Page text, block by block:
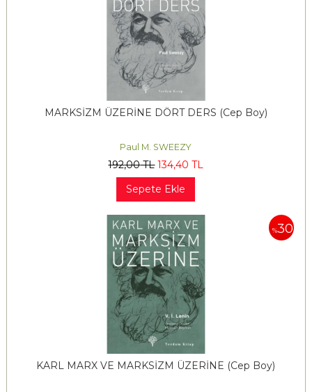
MARKSİZM ÜZERİNE DÖRT DERS (Cep Boy)
Paul M. SWEEZY
192,00TL 134,40 TL
Sepete Ekle
%30
KARL MARX VE MARKSİZM ÜZERİNE (Cep Boy)